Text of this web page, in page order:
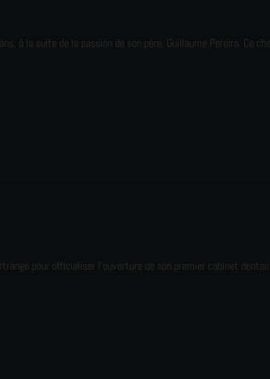
à la suite de la passion de son père, Guillaume Pereira. Ce
pour officialiser l'ouverture de son premier cabinet